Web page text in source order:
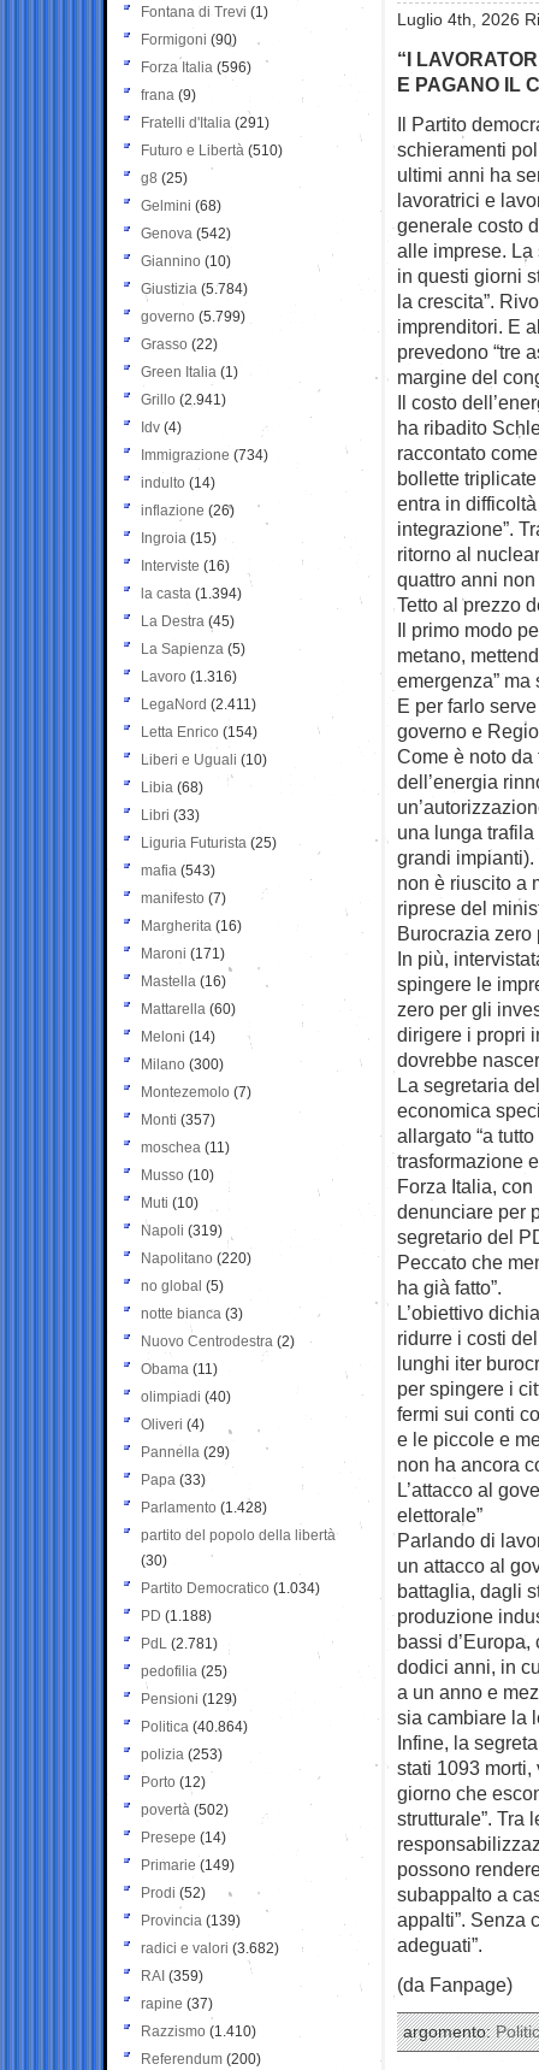
Luglio 4th, 2026
“I
E PAGANO IL
Il Partito
schieramenti
ultimi anni ha
lavoratrici e
generale costo
alle imprese. La
in questi giorni
la crescita”.
imprenditori. E
prevedono “tre
margine del
Il costo
ha ribadito
raccontato
bollette
entra in
integrazione”.
ritorno al
quattro anni
Tetto al prezzo
Il primo modo
metano,
emergenza”
E per farlo
governo e
Come è noto
dell’energia
una lunga
grandi impianti).
non è riuscito a
riprese del
Burocrazia zero
In più,
spingere le
zero per gli
dirigere i propri
dovrebbe
La segretaria
economica
allargato “a
trasformazione
Forza Italia,
denunciare per
segretario del
Peccato che
ha già fatto”.
L’obiettivo
ridurre i costi
lunghi iter
per spingere i
fermi sui conti
e le piccole e
non ha ancora
L’attacco al
elettorale”
Parlando di
un attacco al
battaglia, dagli
produzione
bassi
dodici anni, in
a un anno e
sia cambiare la
Infine, la
stati 1093
giorno che
strutturale”. Tra
possono
subappalto a
appalti”. Senza
adeguati”.
(da Fanpage)
argomento:
Fontana di Trevi (1)
Formigoni (90)
Forza Italia (596)
frana (9)
Fratelli d'Italia (291)
Futuro e Libertà (510)
g8 (25)
Gelmini (68)
Genova (542)
Giannino (10)
Giustizia (5.784)
governo (5.799)
Grasso (22)
Green Italia (1)
Grillo (2.941)
Idv (4)
Immigrazione (734)
indulto (14)
inflazione (26)
Ingroia (15)
Interviste (16)
la casta (1.394)
La Destra (45)
La Sapienza (5)
Lavoro (1.316)
LegaNord (2.411)
Letta Enrico (154)
Liberi e Uguali (10)
Libia (68)
Libri (33)
Liguria Futurista (25)
mafia (543)
manifesto (7)
Margherita (16)
Maroni (171)
Mastella (16)
Mattarella (60)
Meloni (14)
Milano (300)
Montezemolo (7)
Monti (357)
moschea (11)
Musso (10)
Muti (10)
Napoli (319)
Napolitano (220)
no global (5)
notte bianca (3)
Nuovo Centrodestra (2)
Obama (11)
olimpiadi (40)
Oliveri (4)
Pannella (29)
Papa (33)
Parlamento (1.428)
partito del popolo della libertà
(30)
Partito Democratico (1.034)
PD (1.188)
PdL (2.781)
pedofilia (25)
Pensioni (129)
Politica (40.864)
polizia (253)
Porto (12)
povertà (502)
Presepe (14)
Primarie (149)
Prodi (52)
Provincia (139)
radici e valori (3.682)
RAI (359)
rapine (37)
Razzismo (1.410)
Referendum (200)